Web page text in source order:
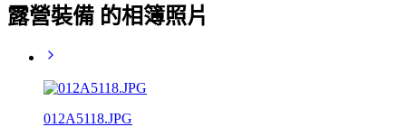
露營裝備 的相簿照片
012A5118.JPG